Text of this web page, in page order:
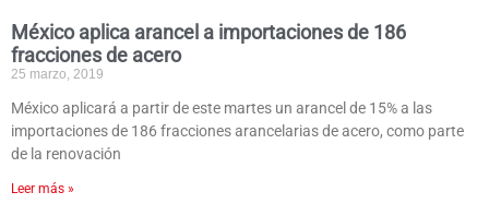
México aplica arancel a importaciones de 186
fracciones de acero
25 marzo, 2019
México aplicará a partir de este martes un arancel de 15% a las
importaciones de 186 fracciones arancelarias de acero, como parte
de la renovación
Leer más »